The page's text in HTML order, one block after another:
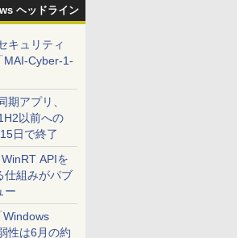
ヘッドライン
キュリティ
MAI-Cyber-1-
期アプリ、
以前への
日で終了
APIを
仕組みがパブ
ー
Windows
性は6月の約